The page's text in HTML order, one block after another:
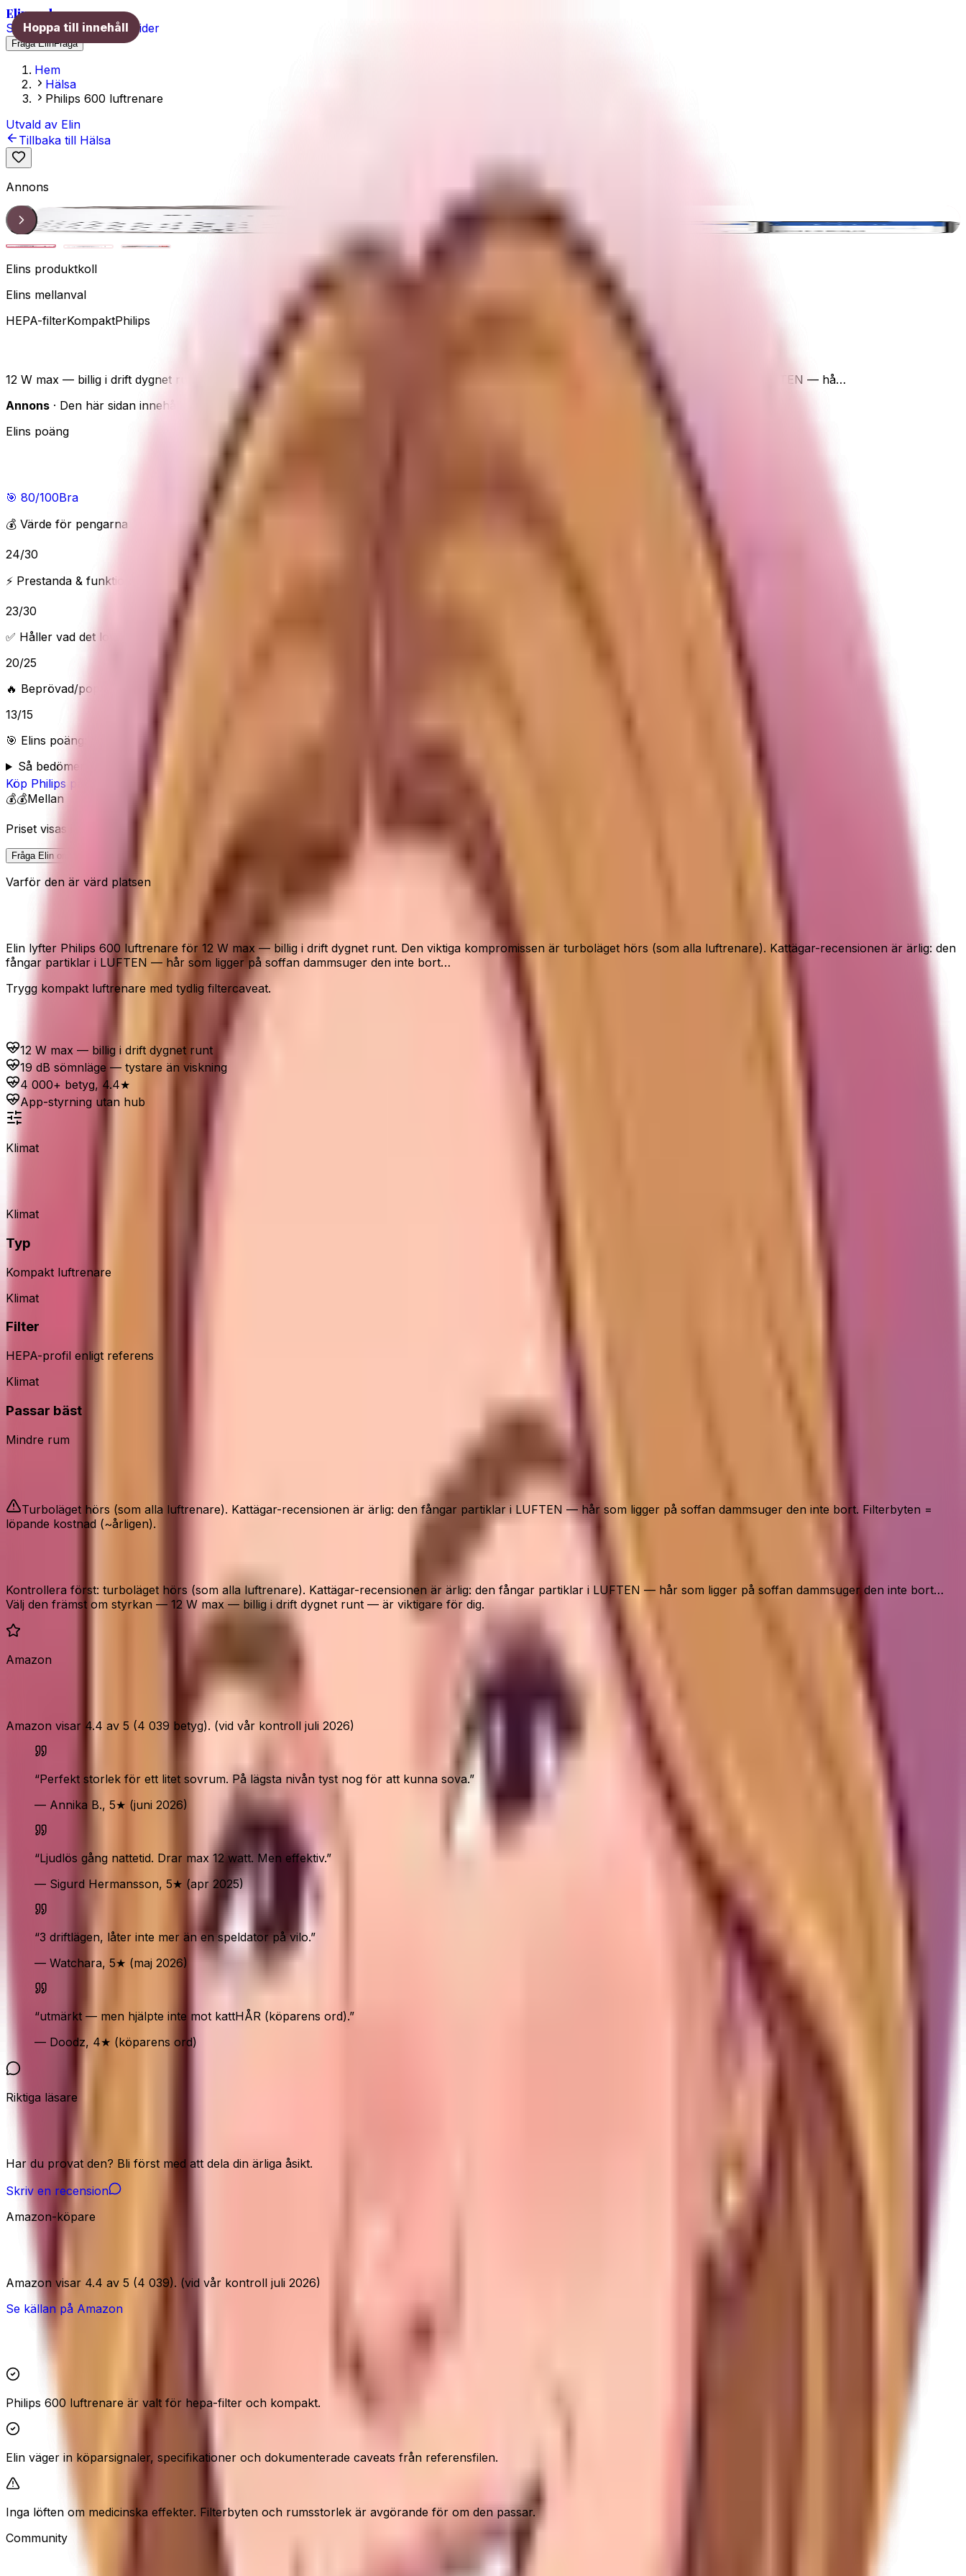
Hoppa till innehåll
Elins val
SkönhetHälsa TräningGuider
Fråga ElinFråga
Hem
Hälsa
Philips 600 luftrenare
Utvald av Elin
Tillbaka till Hälsa
Annons
Produkt
1/ 3
Elins produktkoll
Elins mellanval
HEPA-filterKompaktPhilips
12 W max — billig i drift dygnet runt. Caveaten: Turboläget hörs (som alla luftrenare). Kattägar-recensionen är ärlig: den fångar partiklar i LUFTEN — hå…
Annons · Den här sidan innehåller reklamlänkar. Om du handlar via våra länkar kan vi få en provision - utan extra kostnad för dig.
Elins poäng
🎯 80/100Bra
💰 Värde för pengarna
24/30
⚡ Prestanda & funktioner
23/30
✅ Håller vad det lovar
20/25
🔥 Beprövad/populär
13/15
🎯 Elins poäng:
Trygg kompakt luftrenare med tydlig filtercaveat.
Så bedömer Elin
Köp Philips på Amazon
💰💰Mellan
Priset visas inte här eftersom Amazon kan ändra pris och lagerstatus.
Fråga Elin om denna
Varför den är värd platsen
HEPA-filter · Kompakt · Philips
Elin lyfter Philips 600 luftrenare för 12 W max — billig i drift dygnet runt. Den viktiga kompromissen är turboläget hörs (som alla luftrenare). Kattägar-recensionen är ärlig: den
fångar partiklar i LUFTEN — hår som ligger på soffan dammsuger den inte bort…
Trygg kompakt luftrenare med tydlig filtercaveat.
12 W max — billig i drift dygnet runt
19 dB sömnläge — tystare än viskning
4 000+ betyg, 4.4★
App-styrning utan hub
Klimat
Klimat
Typ
Kompakt luftrenare
Klimat
Filter
HEPA-profil enligt referens
Klimat
Passar bäst
Mindre rum
Turboläget hörs (som alla luftrenare). Kattägar-recensionen är ärlig: den fångar partiklar i LUFTEN — hår som ligger på soffan dammsuger den inte bort. Filterbyten =
löpande kostnad (~årligen).
Kontrollera först: turboläget hörs (som alla luftrenare). Kattägar-recensionen är ärlig: den fångar partiklar i LUFTEN — hår som ligger på soffan dammsuger den inte bort…
Välj den främst om styrkan — 12 W max — billig i drift dygnet runt — är viktigare för dig.
Amazon
Vad Amazon-köparna säger
Amazon visar 4.4 av 5 (4 039 betyg). (vid vår kontroll juli 2026)
“Perfekt storlek för ett litet sovrum. På lägsta nivån tyst nog för att kunna sova.”
— Annika B., 5★ (juni 2026)
“Ljudlös gång nattetid. Drar max 12 watt. Men effektiv.”
— Sigurd Hermansson, 5★ (apr 2025)
“3 driftlägen, låter inte mer än en speldator på vilo.”
— Watchara, 5★ (maj 2026)
“utmärkt — men hjälpte inte mot kattHÅR (köparens ord).”
— Doodz, 4★ (köparens ord)
Riktiga läsare
Har du provat den? Bli först med att dela din ärliga åsikt.
Skriv en recension
Amazon-köpare
Amazon-signaler
Amazon visar 4.4 av 5 (4 039). (vid vår kontroll juli 2026)
Se källan på Amazon
Philips 600 luftrenare är valt för hepa-filter och kompakt.
Elin väger in köparsignaler, specifikationer och dokumenterade caveats från referensfilen.
Inga löften om medicinska effekter. Filterbyten och rumsstorlek är avgörande för om den passar.
Community
Recensioner från våra besökare